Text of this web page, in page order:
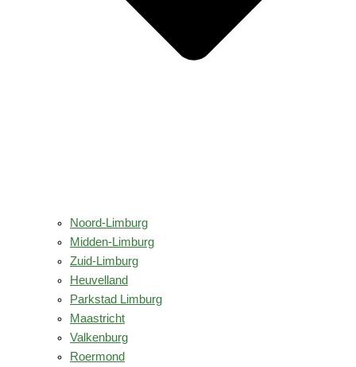
Noord-Limburg
Midden-Limburg
Zuid-Limburg
Heuvelland
Parkstad Limburg
Maastricht
Valkenburg
Roermond